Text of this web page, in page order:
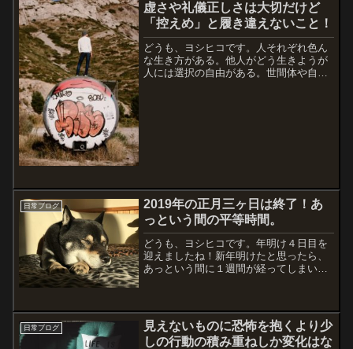
虚さや礼儀正しさは大切だけど
「控えめ」と履き違えないこと！
どうも、ヨシヒコです。人それぞれ色ん
な生き方がある。他人がどう生きようが
人には選択の自由がある。世間体や自分
日常ブログ
2019年の正月三ヶ日は終了！あ
っという間の平等時間。
どうも、ヨシヒコです。年明け４日目を
迎えましたね！新年明けたと思ったら、
あっという間に１週間が経ってしまいそ
世の中ですよね。とりあえ...
日常ブログ
見えないものに恐怖を抱くより少
しの行動の積み重ねしか変化はな